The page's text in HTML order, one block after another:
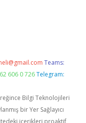
Teams:
606 0 726 Telegram:
Bilgi Teknolojileri
bir Yer Sağlayıcı
içerikleri proaktif